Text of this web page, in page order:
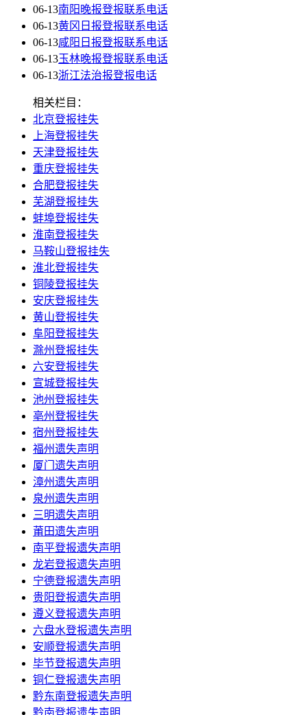
06-13南阳晚报登报联系电话
06-13黄冈日报登报联系电话
06-13咸阳日报登报联系电话
06-13玉林晚报登报联系电话
06-13浙江法治报登报电话
相关栏目：
北京登报挂失
上海登报挂失
天津登报挂失
重庆登报挂失
合肥登报挂失
芜湖登报挂失
蚌埠登报挂失
淮南登报挂失
马鞍山登报挂失
淮北登报挂失
铜陵登报挂失
安庆登报挂失
黄山登报挂失
阜阳登报挂失
滁州登报挂失
六安登报挂失
宣城登报挂失
池州登报挂失
亳州登报挂失
宿州登报挂失
福州遗失声明
厦门遗失声明
漳州遗失声明
泉州遗失声明
三明遗失声明
莆田遗失声明
南平登报遗失声明
龙岩登报遗失声明
宁德登报遗失声明
贵阳登报遗失声明
遵义登报遗失声明
六盘水登报遗失声明
安顺登报遗失声明
毕节登报遗失声明
铜仁登报遗失声明
黔东南登报遗失声明
黔南登报遗失声明